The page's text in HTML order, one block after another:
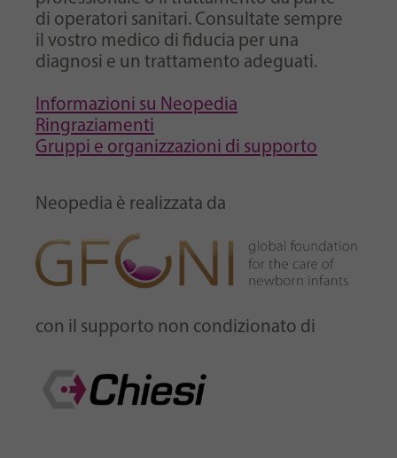
di operatori sanitari. Consultate sempre
il vostro medico di fiducia per una
diagnosi e un trattamento adeguati.
Informazioni su Neopedia
Ringraziamenti
Gruppi e organizzazioni di supporto
Neopedia è realizzata da
con il supporto non condizionato di